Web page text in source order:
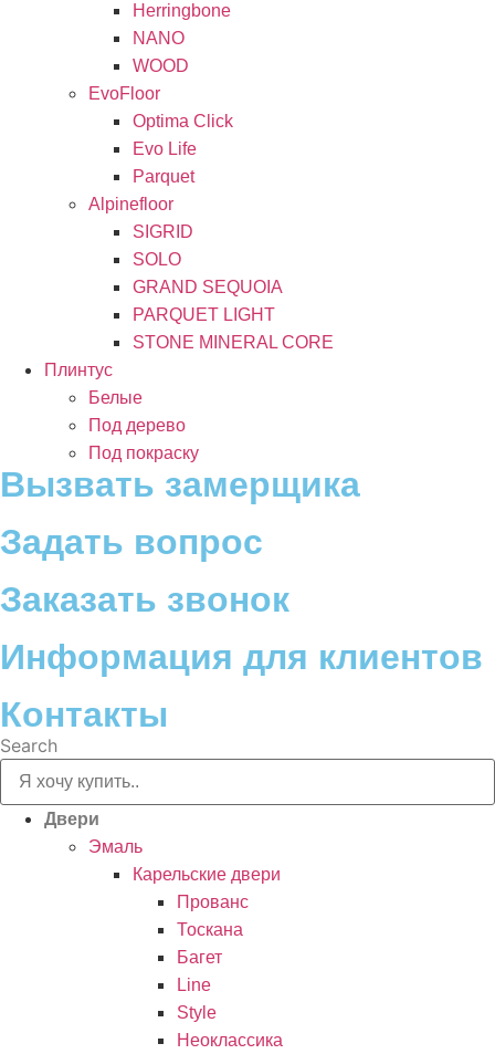
Herringbone
NANO
WOOD
EvoFloor
Optima Click
Evo Life
Parquet
Alpinefloor
SIGRID
SOLO
GRAND SEQUOIA
PARQUET LIGHT
STONE MINERAL CORE
Плинтус
Белые
Под дерево
Под покраску
Вызвать замерщика
Задать вопрос
Заказать звонок
Информация для клиентов
Контакты
Search
Двери
Эмаль
Карельские двери
Прованc
Тоскана
Багет
Line
Style
Неоклассика